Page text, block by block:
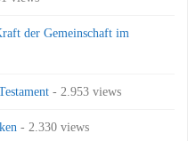
der Gemeinschaft im
- 2.953 views
- 2.330 views